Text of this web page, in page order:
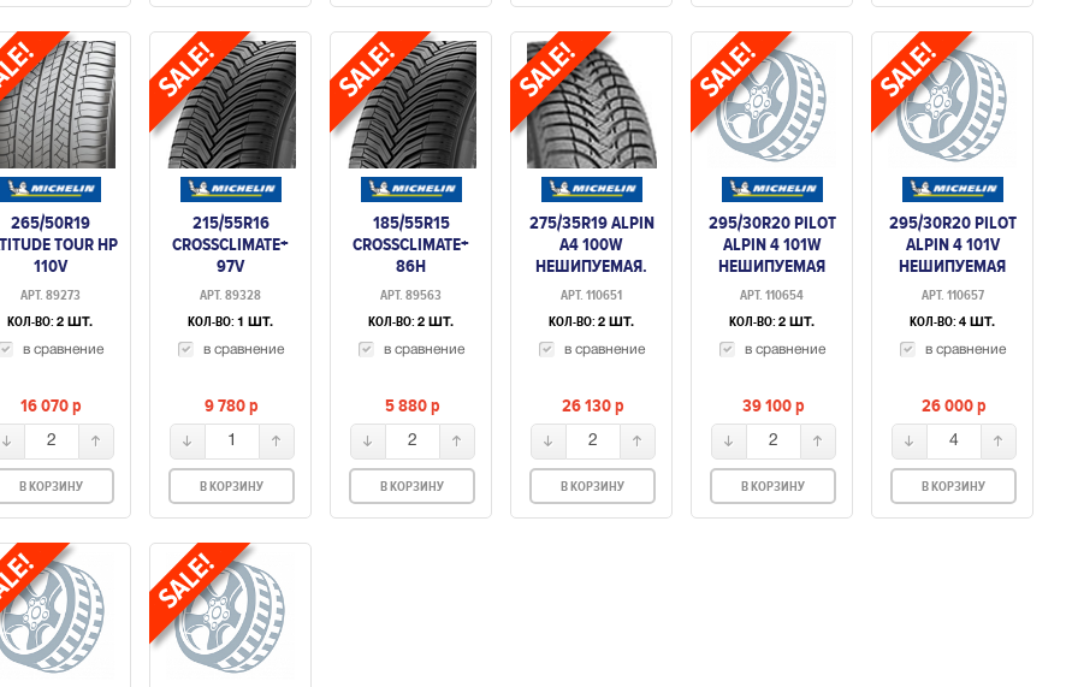
265/50R19
TOUR HP
110V
АРТ. 89273
КОЛ-ВО: 2 ШТ.
в сравнение
16 070p
2
В КОРЗИНУ
215/55R16
CROSSCLIMATE+
97V
АРТ. 89328
КОЛ-ВО: 1 ШТ.
в сравнение
9 780p
1
В КОРЗИНУ
185/55R15
CROSSCLIMATE+
86H
АРТ. 89563
КОЛ-ВО: 2 ШТ.
в сравнение
5 880p
2
В КОРЗИНУ
275/35R19 ALPIN
A4 100W
НЕШИПУЕМАЯ.
АРТ. 110651
КОЛ-ВО: 2 ШТ.
в сравнение
26 130p
2
В КОРЗИНУ
295/30R20 PILOT
ALPIN 4 101W
НЕШИПУЕМАЯ
АРТ. 110654
КОЛ-ВО: 2 ШТ.
в сравнение
39 100p
2
В КОРЗИНУ
295/30R20 PILOT
ALPIN 4 101V
НЕШИПУЕМАЯ
АРТ. 110657
КОЛ-ВО: 4 ШТ.
в сравнение
26 000p
4
В КОРЗИНУ